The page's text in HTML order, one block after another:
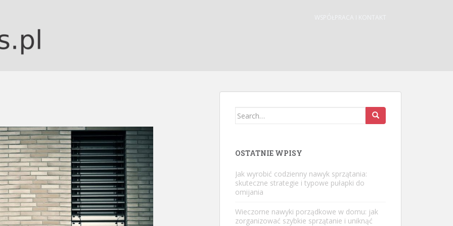
WSPÓŁPRACA I KONTAKT
Search
OSTATNIE WPISY
Jak wyrobić codzienny nawyk sprzątania:
skuteczne strategie i typowe pułapki do
omijania
Wieczorne nawyki porządkowe w domu: jak
zorganizować szybkie sprzątanie i uniknąć